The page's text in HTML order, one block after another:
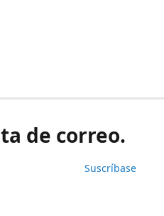
de correo.
Suscríbase